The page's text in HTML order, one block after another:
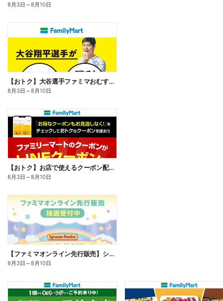
8月3日 ～8月10日
【おトク】大谷選手ファミマおむすび割
8月3日 ～8月10日
【おトク】お店で使えるクーポン配信中
8月3日 ～8月10日
【ファミマオンライン先行販売】シルバニアファミリー
8月3日 ～8月10日